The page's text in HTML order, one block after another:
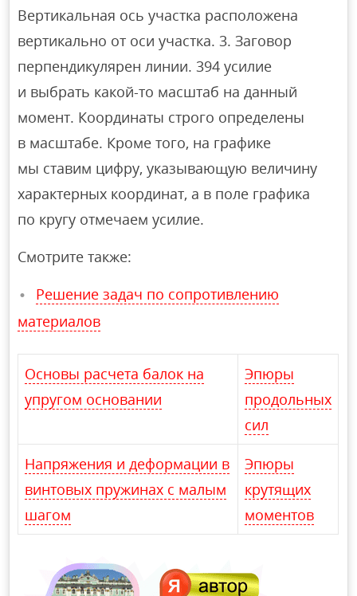
Вертикальная ось участка расположена
вертикально от оси участка. 3. Заговор
перпендикулярен линии. 394 усилие
и выбрать какой-то масштаб на данный
момент. Координаты строго определены
в масштабе. Кроме того, на графике
мы ставим цифру, указывающую величину
характерных координат, а в поле графика
по кругу отмечаем усилие.
Смотрите также:
Решение задач по сопротивлению
материалов
Основы расчета балок на
упругом основании
Эпюры
продольных
сил
Напряжения и деформации в
винтовых пружинах с малым
шагом
Эпюры
крутящих
моментов